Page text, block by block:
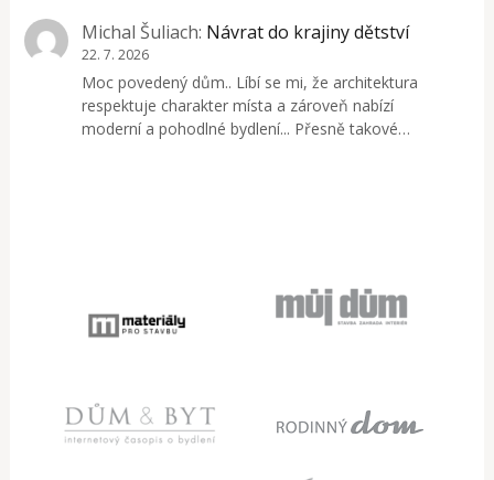
Michal Šuliach: Návrat do krajiny dětství
22. 7. 2026
Moc povedený dům.. Líbí se mi, že architektura
respektuje charakter místa a zároveň nabízí
moderní a pohodlné bydlení... Přesně takové…